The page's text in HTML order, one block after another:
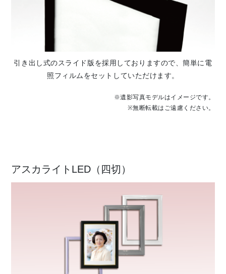
引き出し式のスライド版を採用しておりますので、簡単に電
照フィルムをセットしていただけます。
※遺影写真モデルはイメージです。
※無断転載はご遠慮ください。
アスカライトLED（四切）